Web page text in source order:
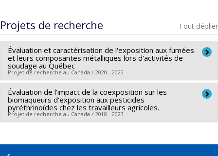
Projets de recherche Tout déplier
Évaluation et caractérisation de l'exposition aux fumées
et leurs composantes métalliques lors d'activités de
soudage au Québec
Projet de recherche au Canada / 2020 - 2025
Chercheur principal : Michèle Bouchard
Co-chercheurs : Naima El Majidi,Philippe Sarazin
Sources de financement :IRSST/Institut de recherche
recherche
Évaluation de l'impact de la coexposition sur les
biomaqueurs d'exposition aux pesticides
pyréthrinoïdes chez les travailleurs agricoles.
Projet de recherche au Canada / 2018 - 2023
Co-chercheurs : Sami Haddad,Nolwenn Noisel,Naima El